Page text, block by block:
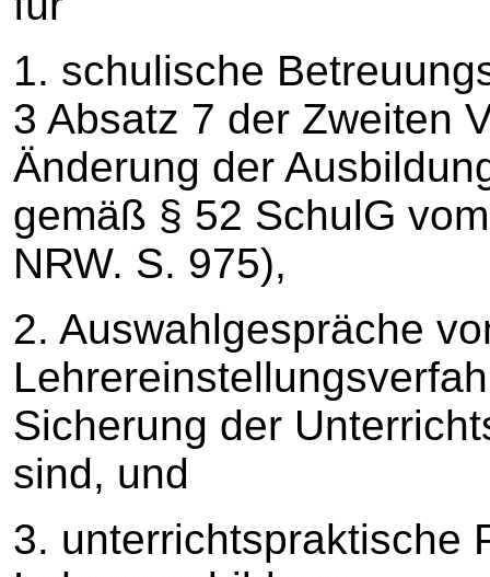
1. schulische
3 Absatz 7 der Zweiten
Änderung der
gemäß § 52 SchulG
NRW. S. 975),
2. Auswahlgespräche
Sicherung der
sind, und
3. unterrichtspraktische